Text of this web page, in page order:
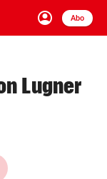
account_circle
Anmelden
Abo
close Schließen
arrow_right
Lugner